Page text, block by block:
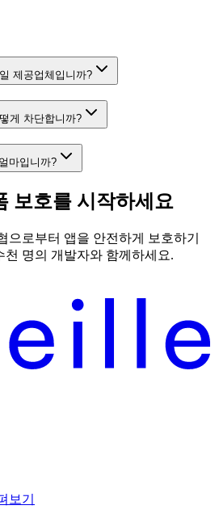
제공업체입니까?
게 차단합니까?
마입니까?
보호를 시작하세요
으로부터 앱을 안전하게 보호하기
천 명의 개발자와 함께하세요.
보기